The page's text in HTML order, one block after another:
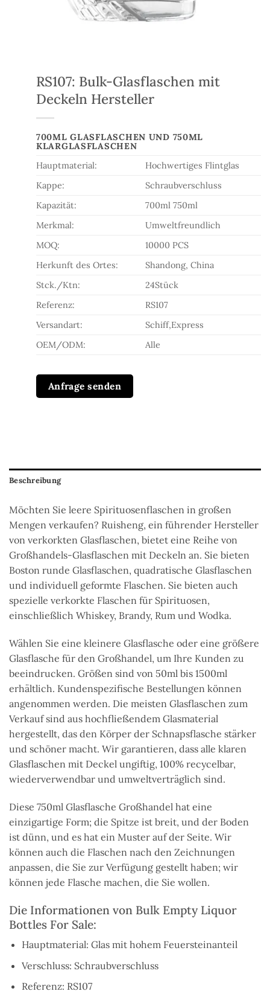
RS107: Bulk-Glasflaschen mit
Deckeln Hersteller
700ML GLASFLASCHEN UND 750ML
KLARGLASFLASCHEN
Hauptmaterial:
Hochwertiges Flintglas
Kappe:
Schraubverschluss
Kapazität:
700ml 750ml
Merkmal:
Umweltfreundlich
MOQ:
10000 PCS
Herkunft des Ortes:
Shandong, China
Stck./Ktn:
24Stück
Referenz:
RS107
Versandart:
Schiff,Express
OEM/ODM:
Alle
Anfrage senden
Beschreibung
Möchten Sie leere Spirituosenflaschen in großen
Mengen verkaufen? Ruisheng, ein führender Hersteller
von verkorkten Glasflaschen, bietet eine Reihe von
Großhandels-Glasflaschen mit Deckeln an. Sie bieten
Boston runde Glasflaschen, quadratische Glasflaschen
und individuell geformte Flaschen. Sie bieten auch
spezielle verkorkte Flaschen für Spirituosen,
einschließlich Whiskey, Brandy, Rum und Wodka.
Wählen Sie eine kleinere Glasflasche oder eine größere
Glasflasche für den Großhandel, um Ihre Kunden zu
beeindrucken. Größen sind von 50ml bis 1500ml
erhältlich. Kundenspezifische Bestellungen können
angenommen werden. Die meisten Glasflaschen zum
Verkauf sind aus hochfließendem Glasmaterial
hergestellt, das den Körper der Schnapsflasche stärker
und schöner macht. Wir garantieren, dass alle klaren
Glasflaschen mit Deckel ungiftig, 100% recycelbar,
wiederverwendbar und umweltverträglich sind.
Diese 750ml Glasflasche Großhandel hat eine
einzigartige Form; die Spitze ist breit, und der Boden
ist dünn, und es hat ein Muster auf der Seite. Wir
können auch die Flaschen nach den Zeichnungen
anpassen, die Sie zur Verfügung gestellt haben; wir
können jede Flasche machen, die Sie wollen.
Die Informationen von Bulk Empty Liquor
Bottles For Sale:
Hauptmaterial: Glas mit hohem Feuersteinanteil
Verschluss: Schraubverschluss
Referenz: RS107